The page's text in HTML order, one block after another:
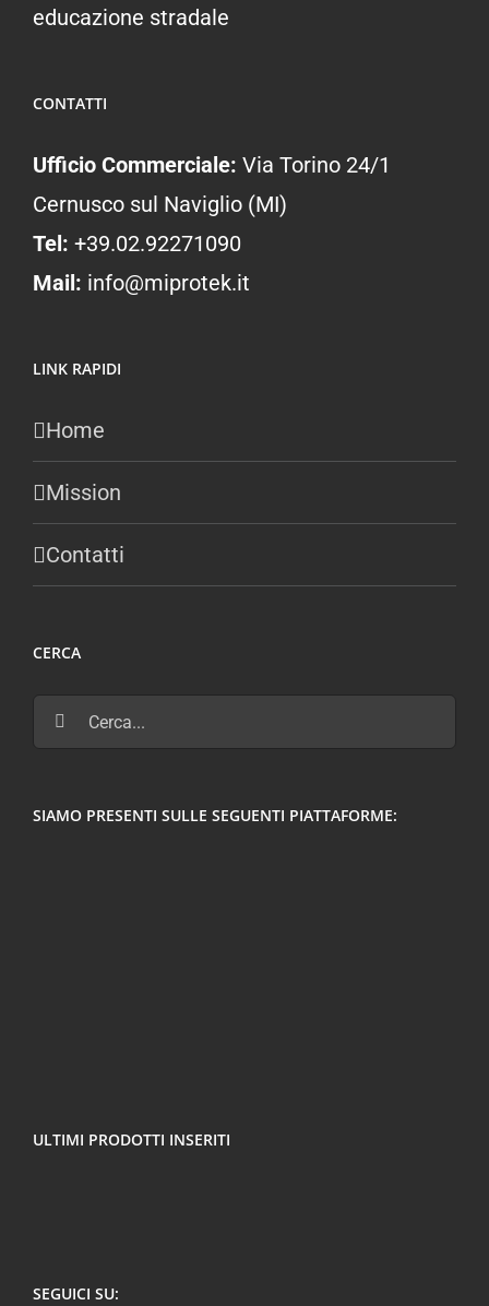
educazione stradale
CONTATTI
Ufficio Commerciale: Via Torino 24/1
Cernusco sul Naviglio (MI)
Tel: +39.02.92271090
Mail: info@miprotek.it
LINK RAPIDI
Home
Mission
Contatti
CERCA
Cerca
per:
SIAMO PRESENTI SULLE SEGUENTI PIATTAFORME:
ULTIMI PRODOTTI INSERITI
SEGUICI SU: